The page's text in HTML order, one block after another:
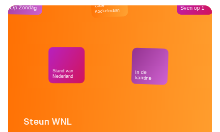
Steun WNL
Op Zondag
Stand van
Nederland
Café
Kockelmann
In de
kantine
Sven op 1